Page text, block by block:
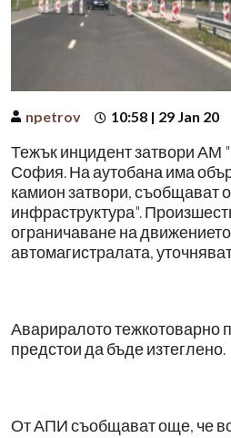
npetrov 10:58 | 29 Jan 20
Тежък инцидент затвори АМ
София. На аутобана има
камион затвори, съобщават
инфраструктура".
ограничаване на
автомагистралата,
Авариралото тежкотоварно
предстои да бъде изтеглено.
От АПИ съобщават още, че